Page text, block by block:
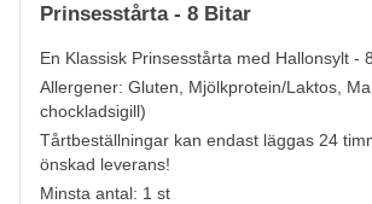
Prinsesstårta - 8 Bitar
En Klassisk Prinsesstårta med Hallonsylt -
Allergener: Gluten, Mjölkprotein/Laktos,
chockladsigill)
Tårtbeställningar kan endast läggas 24
önskad leverans!
Minsta antal: 1 st